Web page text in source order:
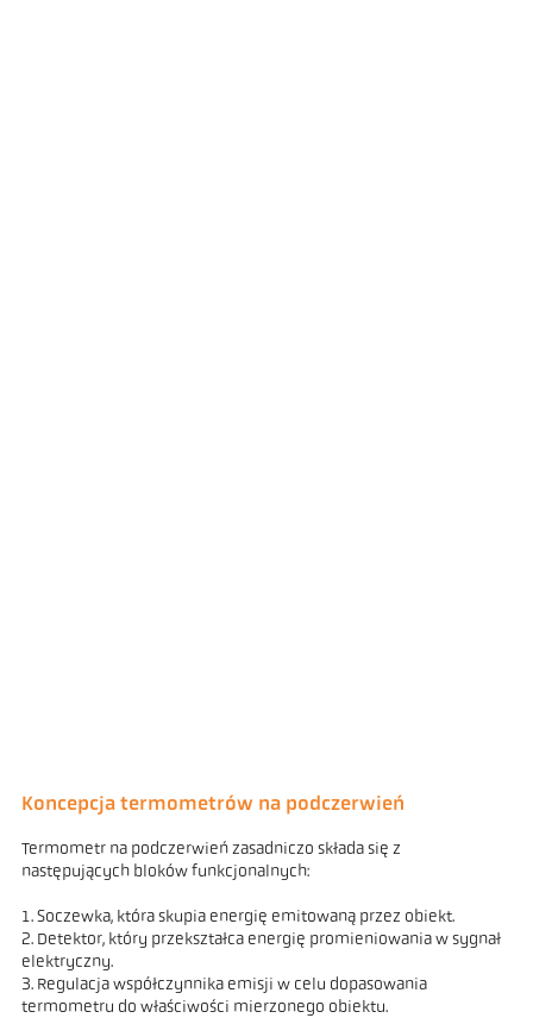
Koncepcja termometrów na podczerwień
Termometr na podczerwień zasadniczo składa się z
następujących bloków funkcjonalnych:
1. Soczewka, która skupia energię emitowaną przez obiekt.
2. Detektor, który przekształca energię promieniowania w sygnał
elektryczny.
3. Regulacja współczynnika emisji w celu dopasowania
termometru do właściwości mierzonego obiektu.